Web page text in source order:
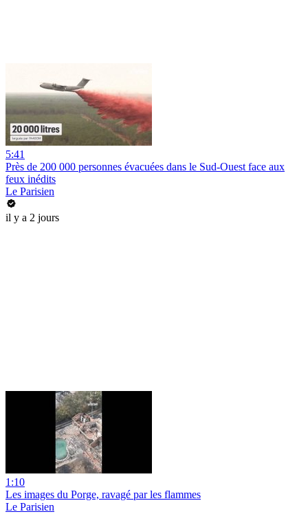
5:41
Près de 200 000 personnes évacuées dans le Sud-Ouest face aux
feux inédits
Le Parisien
il y a 2 jours
1:10
Les images du Porge, ravagé par les flammes
Le Parisien